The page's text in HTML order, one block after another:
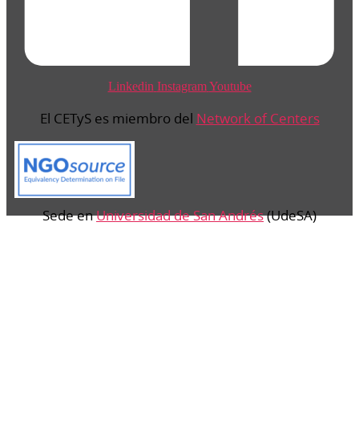
Linkedin Instagram Youtube
El CETyS es miembro del Network of Centers
Sede enUniversidad de San Andrés(UdeSA)